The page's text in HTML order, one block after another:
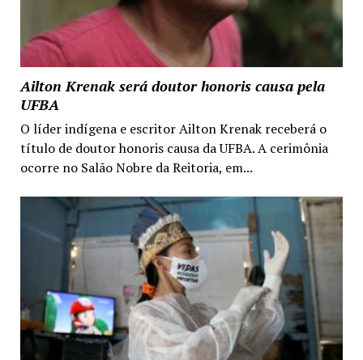
Ailton Krenak será doutor honoris causa pela
UFBA
O líder indígena e escritor Ailton Krenak receberá o
título de doutor honoris causa da UFBA. A cerimônia
ocorre no Salão Nobre da Reitoria, em...